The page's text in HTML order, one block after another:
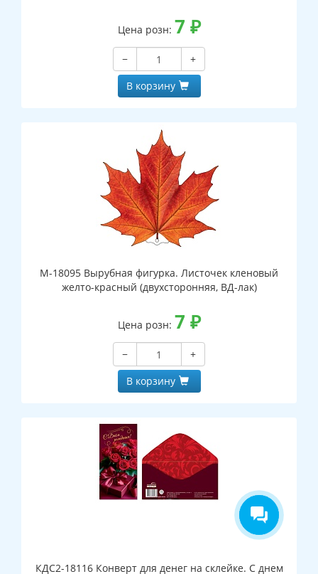
Цена розн: 7 ₽
−
+
В корзину
М-18095 Вырубная фигурка. Листочек кленовый
желто-красный (двухсторонняя, ВД-лак)
Цена розн: 7 ₽
−
+
В корзину
КДС2-18116 Конверт для денег на склейке. С днем